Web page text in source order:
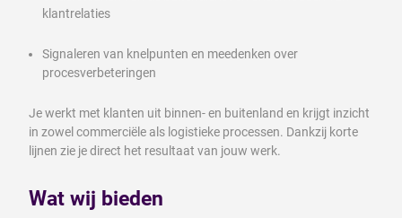
klantrelaties
Signaleren van knelpunten en meedenken over
procesverbeteringen
Je werkt met klanten uit binnen- en buitenland en krijgt inzicht
in zowel commerciële als logistieke processen. Dankzij korte
lijnen zie je direct het resultaat van jouw werk.
Wat wij bieden